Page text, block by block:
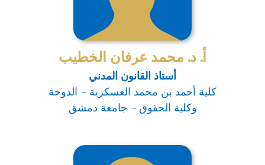
أ. د. محمد عرفان الخطيب
أستاذ القانون المدني
كلية أحمد بن محمد العسكرية – الدوحة
وكلية الحقوق – جامعة دمشق